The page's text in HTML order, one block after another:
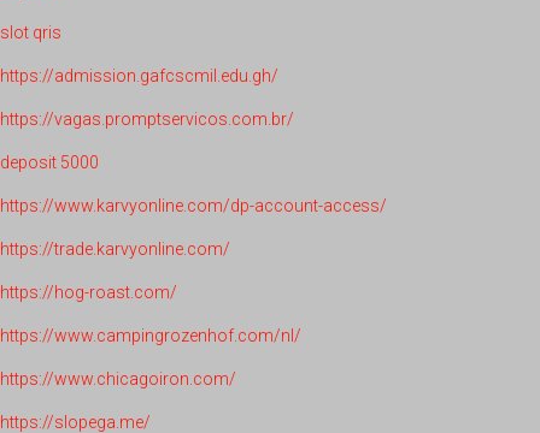
slot qris
https://admission.gafcscmil.edu.gh/
https://vagas.promptservicos.com.br/
deposit 5000
https://www.karvyonline.com/dp-account-access/
https://trade.karvyonline.com/
https://hog-roast.com/
https://www.campingrozenhof.com/nl/
https://www.chicagoiron.com/
https://slopega.me/